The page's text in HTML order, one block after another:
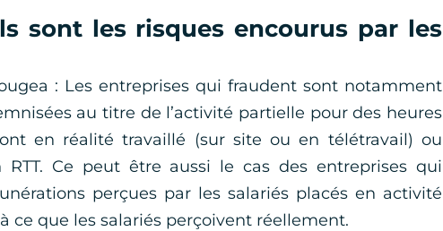
sont les risques encourus par les
: Les entreprises qui fraudent sont notamment
au titre de l’activité partielle pour des heures
en réalité travaillé (sur site ou en télétravail) ou
Ce peut être aussi le cas des entreprises qui
perçues par les salariés placés en activité
ce que les salariés perçoivent réellement.